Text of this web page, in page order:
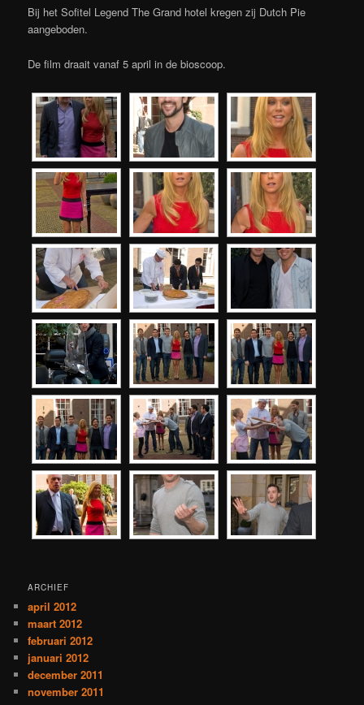
Bij het Sofitel Legend The Grand hotel kregen zij Dutch Pie
aangeboden.
De film draait vanaf 5 april in de bioscoop.
ARCHIEF
april 2012
maart 2012
februari 2012
januari 2012
december 2011
november 2011